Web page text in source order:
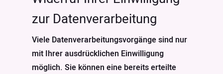
zur Datenverarbeitung
Viele Datenverarbeitungsvorgänge sind nur
mit Ihrer ausdrücklichen Einwilligung
möglich. Sie können eine bereits erteilte